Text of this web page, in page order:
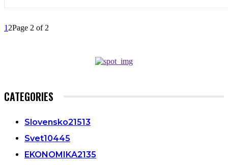
1 2Page 2 of 2
CATEGORIES
Slovensko21513
Svet10445
EKONOMIKA2135